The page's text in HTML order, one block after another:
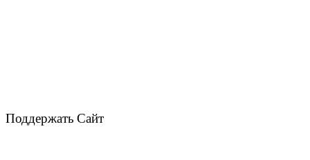
Поддержать Сайт